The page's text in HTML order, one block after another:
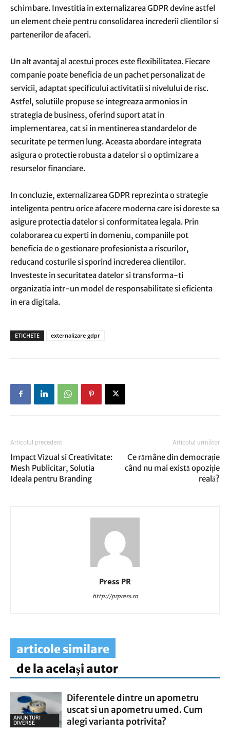
schimbare. Investitia in externalizarea GDPR devine astfel
un element cheie pentru consolidarea increderii clientilor si
partenerilor de afaceri.
Un alt avantaj al acestui proces este flexibilitatea. Fiecare
companie poate beneficia de un pachet personalizat de
servicii, adaptat specificului activitatii si nivelului de risc.
Astfel, solutiile propuse se integreaza armonios in
strategia de business, oferind suport atat in
implementarea, cat si in mentinerea standardelor de
securitate pe termen lung. Aceasta abordare integrata
asigura o protectie robusta a datelor si o optimizare a
resurselor financiare.
In concluzie, externalizarea GDPR reprezinta o strategie
inteligenta pentru orice afacere moderna care isi doreste sa
asigure protectia datelor si conformitatea legala. Prin
colaborarea cu experti in domeniu, companiile pot
beneficia de o gestionare profesionista a riscurilor,
reducand costurile si sporind increderea clientilor.
Investeste in securitatea datelor si transforma-ti
organizatia intr-un model de responsabilitate si eficienta
in era digitala.
ETICHETE externalizare gdpr
Articolul precedent
Impact Vizual si Creativitate:
Mesh Publicitar, Solutia
Ideala pentru Branding
Articolul următor
Ce rămâne din democrație
când nu mai există opoziție
reală?
Press PR
http://prpress.ro
articole similare
de la același autor
ANUNTURI
DIVERSE
Diferentele dintre un apometru
uscat si un apometru umed. Cum
alegi varianta potrivita?